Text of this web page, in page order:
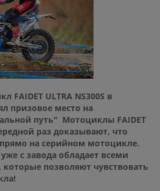
FAIDET ULTRA NS300S в
призовое место на
путь" Мотоциклы FAIDET
раз доказывают, что
на серийном мотоцикле.
с завода обладает всеми
позволяют чувствовать